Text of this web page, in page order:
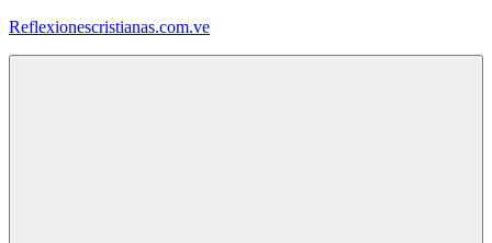
Saltar
Reflexionescristianas.com.ve